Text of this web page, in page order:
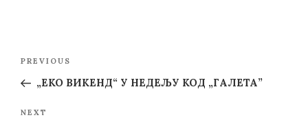
Previous
Post
PREVIOUS
„ЕКО ВИКЕНД“ У НЕДЕЉУ КОД „ГАЛЕТА”
Next
NEXT